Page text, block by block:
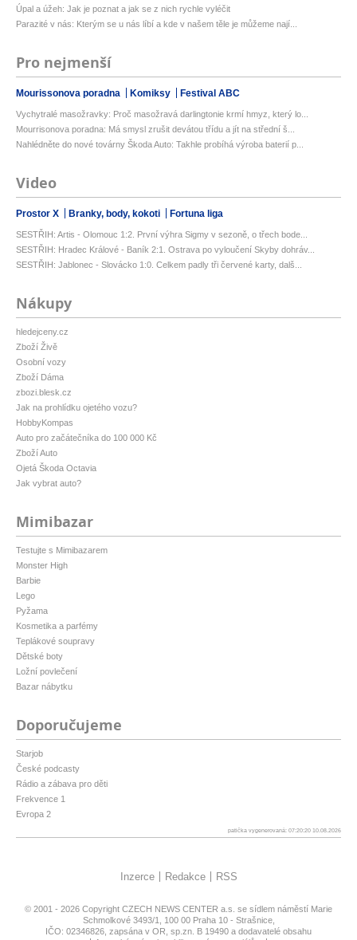
Úpal a úžeh: Jak je poznat a jak se z nich rychle vyléčit
Parazité v nás: Kterým se u nás líbí a kde v našem těle je můžeme nají...
Pro nejmenší
Mourissonova poradna Komiksy Festival ABC
Vychytralé masožravky: Proč masožravá darlingtonie krmí hmyz, který lo...
Mourrisonova poradna: Má smysl zrušit devátou třídu a jít na střední š...
Nahlédněte do nové továrny Škoda Auto: Takhle probíhá výroba baterií p...
Video
Prostor X Branky, body, kokoti Fortuna liga
SESTŘIH: Artis - Olomouc 1:2. První výhra Sigmy v sezoně, o třech bode...
SESTŘIH: Hradec Králové - Baník 2:1. Ostrava po vyloučení Skyby dohráv...
SESTŘIH: Jablonec - Slovácko 1:0. Celkem padly tři červené karty, dalš...
Nákupy
hledejceny.cz
Zboží Živě
Osobní vozy
Zboží Dáma
zbozi.blesk.cz
Jak na prohlídku ojetého vozu?
HobbyKompas
Auto pro začátečníka do 100 000 Kč
Zboží Auto
Ojetá Škoda Octavia
Jak vybrat auto?
Mimibazar
Testujte s Mimibazarem
Monster High
Barbie
Lego
Pyžama
Kosmetika a parfémy
Teplákové soupravy
Dětské boty
Ložní povlečení
Bazar nábytku
Doporučujeme
Starjob
České podcasty
Rádio a zábava pro děti
Frekvence 1
Evropa 2
patička vygenerovaná: 07:20:20 10.08.2026
Inzerce Redakce RSS
© 2001 - 2026 Copyright CZECH NEWS CENTER a.s. se sídlem náměstí Marie
Schmolkové 3493/1, 100 00 Praha 10 - Strašnice,
IČO: 02346826, zapsána v OR, sp.zn. B 19490 a dodavatelé obsahu